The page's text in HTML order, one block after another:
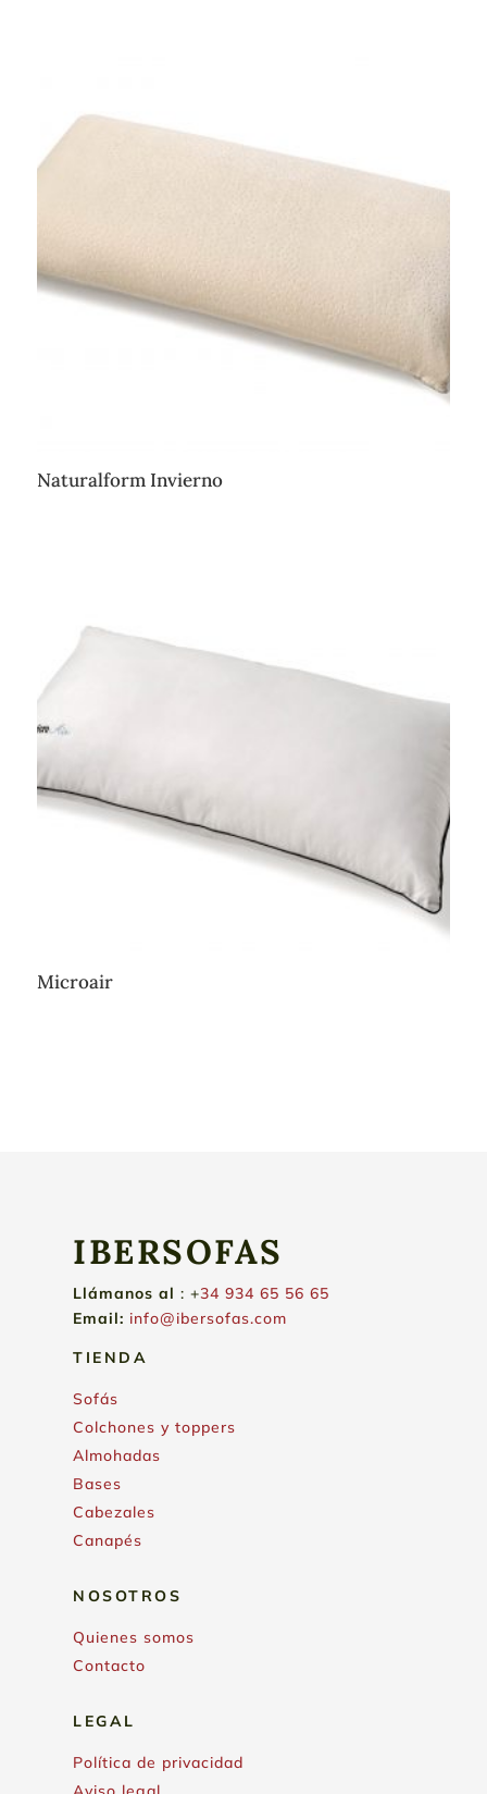
Naturalform Invierno
Microair
IBERSOFAS
Llámanos al : +34 934 65 56 65
Email: info@ibersofas.com
TIENDA
Sofás
Colchones y toppers
Almohadas
Bases
Cabezales
Canapés
NOSOTROS
Quienes somos
Contacto
LEGAL
Política de privacidad